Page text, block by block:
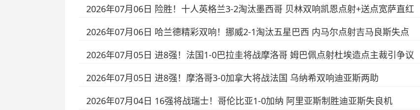
2026年07月06日 险胜！十人英格兰3-2淘汰墨西哥 贝林双响凯恩点射+送点宽萨直红
2026年07月06日 哈兰德精彩双响！挪威2-1淘汰五星巴西 内马尔点射吉马良斯失点
2026年07月05日 进8强！法国1-0巴拉圭将战摩洛哥 姆巴佩点射杜埃造点主裁引争议
2026年07月05日 进8强！摩洛哥3-0加拿大将战法国 乌纳希双响迪亚斯两助
2026年07月04日 16强将战瑞士！哥伦比亚1-0加纳 阿里亚斯制胜迪亚斯失良机